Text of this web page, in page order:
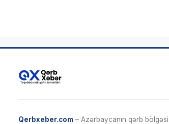
Qerbxeber.com – Azərbaycanın qərb